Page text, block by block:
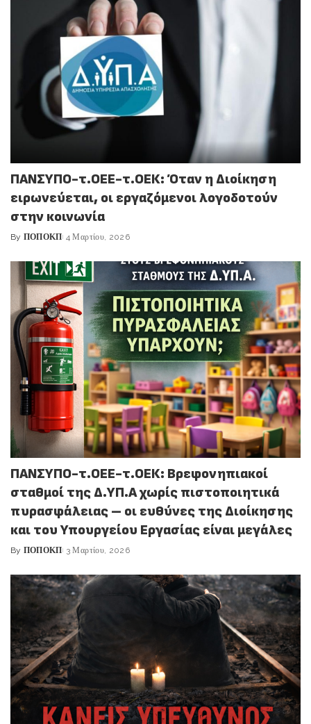
ΠΑΝΣΥΠΟ-τ.ΟΕΕ-τ.ΟΕΚ: Όταν η Διοίκηση
ειρωνεύεται, οι εργαζόμενοι λογοδοτούν
στην κοινωνία
Posted
By ΠΟΠΟΚΠ 4 Μαρτίου, 2026
ΠΑΝΣΥΠΟ-τ.ΟΕΕ-τ.ΟΕΚ: Βρεφονηπιακοί
σταθμοί της Δ.ΥΠ.Α χωρίς πιστοποιητικά
πυρασφάλειας – οι ευθύνες της Διοίκησης
και του Υπουργείου Εργασίας είναι μεγάλες
Posted
By ΠΟΠΟΚΠ 3 Μαρτίου, 2026